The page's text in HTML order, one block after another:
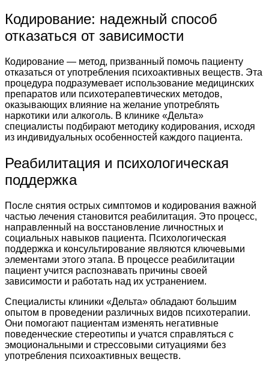
Кодирование: надежный способ
отказаться от зависимости
Кодирование — метод, призванный помочь пациенту
отказаться от употребления психоактивных веществ. Эта
процедура подразумевает использование медицинских
препаратов или психотерапевтических методов,
оказывающих влияние на желание употреблять
наркотики или алкоголь. В клинике «Дельта»
специалисты подбирают методику кодирования, исходя
из индивидуальных особенностей каждого пациента.
Реабилитация и психологическая
поддержка
После снятия острых симптомов и кодирования важной
частью лечения становится реабилитация. Это процесс,
направленный на восстановление личностных и
социальных навыков пациента. Психологическая
поддержка и консультирование являются ключевыми
элементами этого этапа. В процессе реабилитации
пациент учится распознавать причины своей
зависимости и работать над их устранением.
Специалисты клиники «Дельта» обладают большим
опытом в проведении различных видов психотерапии.
Они помогают пациентам изменять негативные
поведенческие стереотипы и учатся справляться с
эмоциональными и стрессовыми ситуациями без
употребления психоактивных веществ.